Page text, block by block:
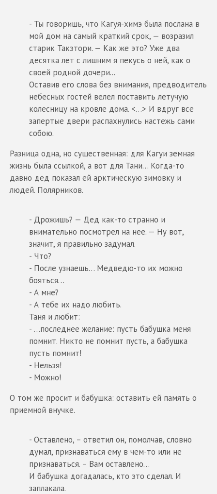
- Ты говоришь, что Кагуя-химэ была послана в
мой дом на самый краткий срок, — возразил
старик Такэтори. — Как же это? Уже два
десятка лет с лишним я пекусь о ней, как о
своей родной дочери...
Оставив его слова без внимания, предводитель
небесных гостей велел поставить летучую
колесницу на кровле дома. <…> И вдруг все
запертые двери распахнулись настежь сами
собою.
Разница одна, но существенная: для Кагуи земная
жизнь была ссылкой, а вот для Тани… Когда-то
давно дед показал ей арктическую зимовку и
людей. Полярников.
- Дрожишь? — Дед как-то странно и
внимательно посмотрел на нее. — Ну вот,
значит, я правильно задумал.
- Что?
- После узнаешь… Медведю-то их можно
бояться…
- А мне?
- А тебе их надо любить.
Таня и любит:
- …последнее желание: пусть бабушка меня
помнит. Никто не помнит пусть, а бабушка
пусть помнит!
- Нельзя!
- Можно!
О том же просит и бабушка: оставить ей память о
приемной внучке.
- Оставлено, – ответил он, помолчав, словно
думал, признаваться ему в чем-то или не
признаваться. – Вам оставлено…
И бабушка догадалась, кто это сделал. И
заплакала.